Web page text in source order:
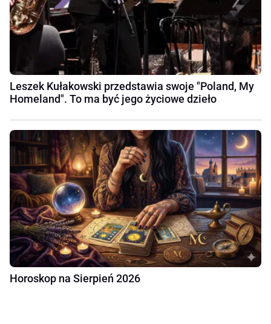
Leszek Kułakowski przedstawia swoje "Poland, My
Homeland". To ma być jego życiowe dzieło
Horoskop na Sierpień 2026